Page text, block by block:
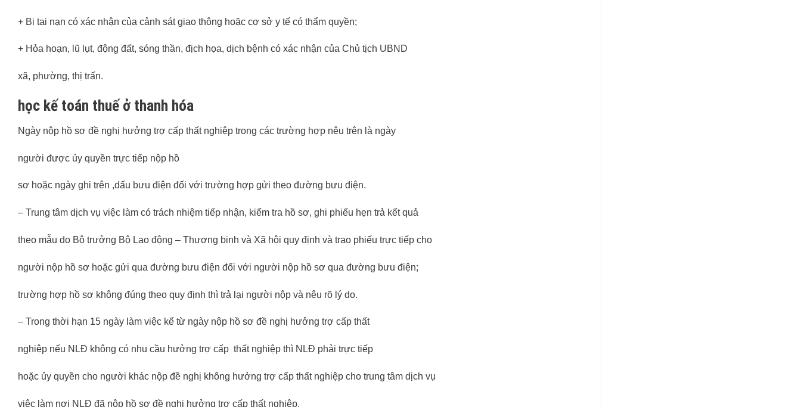
+ Bị tai nạn có xác nhận của cảnh sát giao thông hoặc cơ sở y tế có thẩm quyền;
+ Hỏa hoạn, lũ lụt, động đất, sóng thần, địch họa, dịch bệnh có xác nhận của Chủ tịch UBND
xã, phường, thị trấn.
học kế toán thuế ở thanh hóa
Ngày nộp hồ sơ đề nghị hưởng trợ cấp thất nghiệp trong các trường hợp nêu trên là ngày
người được ủy quyền trực tiếp nộp hồ
sơ hoặc ngày ghi trên ,dấu bưu điện đối với trường hợp gửi theo đường bưu điện.
– Trung tâm dịch vụ việc làm có trách nhiệm tiếp nhận, kiểm tra hồ sơ, ghi phiếu hẹn trả kết quả
theo mẫu do Bộ trưởng Bộ Lao động – Thương binh và Xã hội quy định và trao phiếu trực tiếp cho
người nộp hồ sơ hoặc gửi qua đường bưu điện đối với người nộp hồ sơ qua đường bưu điện;
trường hợp hồ sơ không đúng theo quy định thì trả lại người nộp và nêu rõ lý do.
– Trong thời hạn 15 ngày làm việc kể từ ngày nộp hồ sơ đề nghị hưởng trợ cấp thất
nghiệp nếu NLĐ không có nhu cầu hưởng trợ cấp thất nghiệp thì NLĐ phải trực tiếp
hoặc ủy quyền cho người khác nộp đề nghị không hưởng trợ cấp thất nghiệp cho trung tâm dịch vụ
việc làm nơi NLĐ đã nộp hồ sơ đề nghị hưởng trợ cấp thất nghiệp.